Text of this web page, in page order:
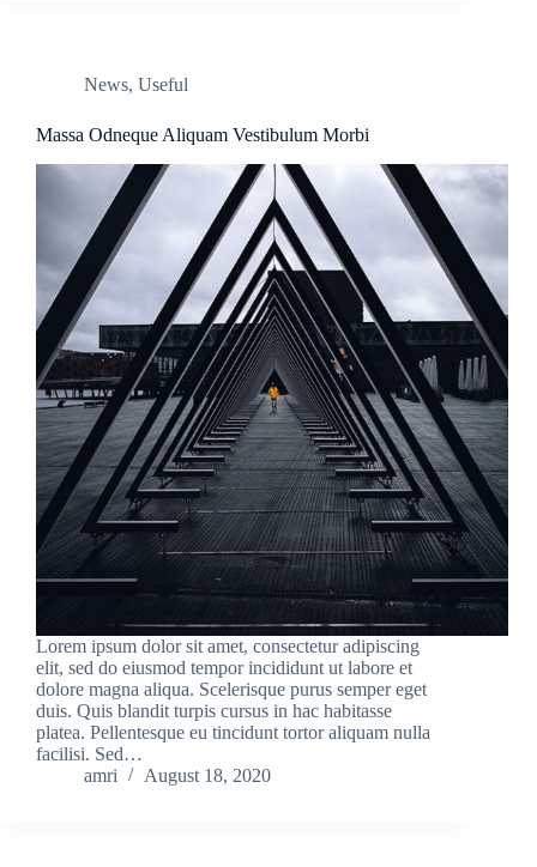
News, Useful
Massa Odneque Aliquam Vestibulum Morbi
Lorem ipsum dolor sit amet, consectetur adipiscing
elit, sed do eiusmod tempor incididunt ut labore et
dolore magna aliqua. Scelerisque purus semper eget
duis. Quis blandit turpis cursus in hac habitasse
platea. Pellentesque eu tincidunt tortor aliquam nulla
facilisi. Sed…
amri
August 18, 2020